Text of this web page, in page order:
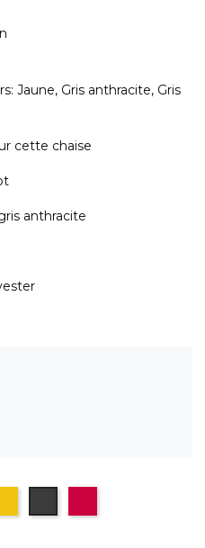
Jaune, Gris anthracite, Gris
cette chaise
anthracite
gris anthracite